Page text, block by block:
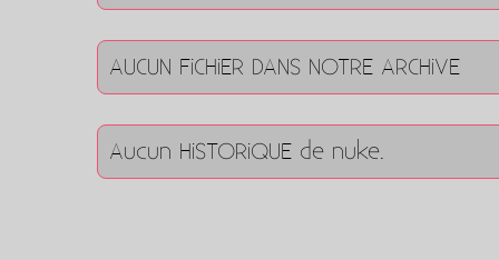
AUCUN FiCHiER DANS NOTRE ARCHiVE
Aucun HiSTORiQUE de nuke.